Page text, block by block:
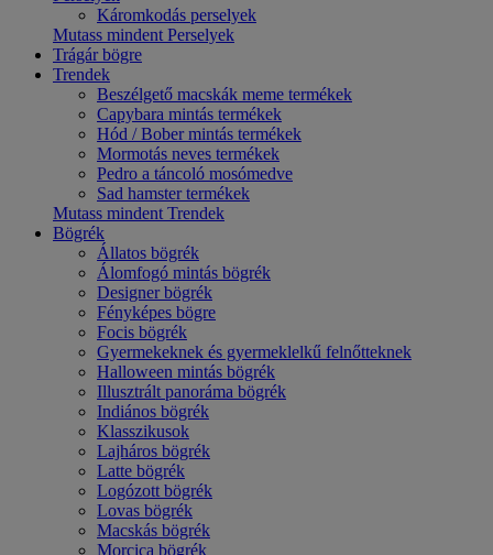
Káromkodás perselyek
Mutass mindent Perselyek
Trágár bögre
Trendek
Beszélgető macskák meme termékek
Capybara mintás termékek
Hód / Bober mintás termékek
Mormotás neves termékek
Pedro a táncoló mosómedve
Sad hamster termékek
Mutass mindent Trendek
Bögrék
Állatos bögrék
Álomfogó mintás bögrék
Designer bögrék
Fényképes bögre
Focis bögrék
Gyermekeknek és gyermeklelkű felnőtteknek
Halloween mintás bögrék
Illusztrált panoráma bögrék
Indiános bögrék
Klasszikusok
Lajháros bögrék
Latte bögrék
Logózott bögrék
Lovas bögrék
Macskás bögrék
Morcica bögrék